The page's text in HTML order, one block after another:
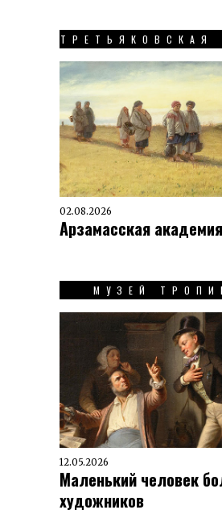
ТРЕТЬЯКОВСКАЯ
02.08.2026
Арзамасская
МУЗЕЙ
12.05.2026
Маленький человек
художников